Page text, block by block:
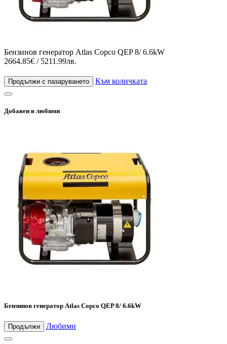
Бензинов генератор Atlas Copco QEP 8/ 6.6kW
2664.85€ / 5211.99лв.
Продължи с пазаруването Към количката
Добавен в любими
Бензинов генератор Atlas Copco QEP 8/ 6.6kW
Продължи Любими